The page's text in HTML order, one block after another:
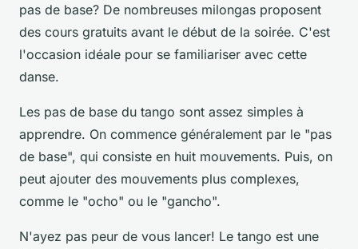
pas de base? De nombreuses milongas proposent
des cours gratuits avant le début de la soirée. C'est
l'occasion idéale pour se familiariser avec cette
danse.
Les pas de base du tango sont assez simples à
apprendre. On commence généralement par le "pas
de base", qui consiste en huit mouvements. Puis, on
peut ajouter des mouvements plus complexes,
comme le "ocho" ou le "gancho".
N'ayez pas peur de vous lancer! Le tango est une